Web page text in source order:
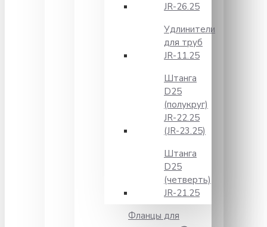
JR-26.25
Удлинители
для труб
JR-11.25
Штанга
D25
(полукруг)
JR-22.25
(JR-23.25)
Штанга
D25
(четверть)
JR-21.25
Фланцы для